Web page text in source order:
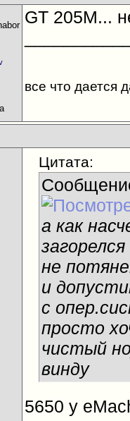
GT 205M...
все что дается
Цитата:
а как
не
и
с
просто
чистый
винду
5650 у